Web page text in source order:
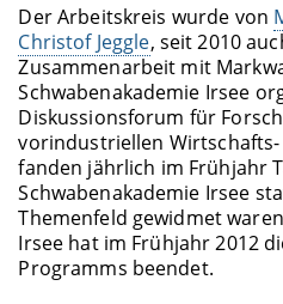
fis.uni-
Der Arbeitskreis wurde von
Christof Jeggle, seit 2010
Zusammenarbeit mit
Schwabenakademie Irsee
Diskussionsforum für
vorindustriellen
fanden jährlich im Frühjahr
Schwabenakademie Irsee
Themenfeld gewidmet
Irsee hat im Frühjahr 2012
Programms beendet.